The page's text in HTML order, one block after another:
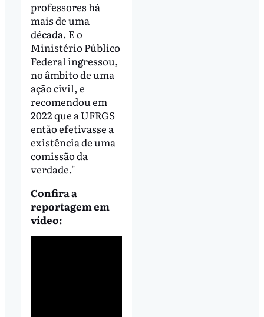
professores há
mais de uma
década. E o
Ministério Público
Federal ingressou,
no âmbito de uma
ação civil, e
recomendou em
2022 que a UFRGS
então efetivasse a
existência de uma
comissão da
verdade."
Confira a
reportagem em
vídeo: